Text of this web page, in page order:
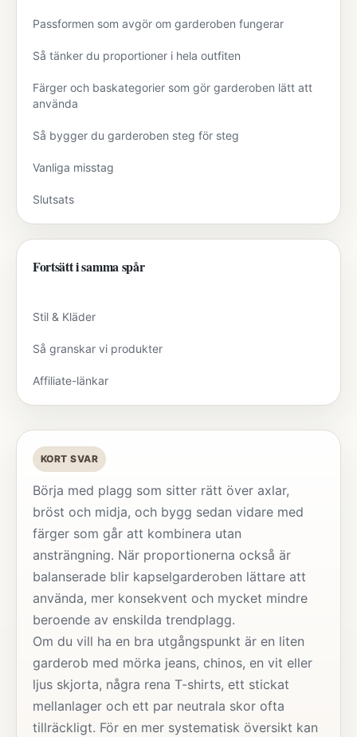
Passformen som avgör om garderoben fungerar
Så tänker du proportioner i hela outfiten
Färger och baskategorier som gör garderoben lätt att
använda
Så bygger du garderoben steg för steg
Vanliga misstag
Slutsats
Fortsätt i samma spår
Stil & Kläder
Så granskar vi produkter
Affiliate-länkar
KORT SVAR
Börja med plagg som sitter rätt över axlar,
bröst och midja, och bygg sedan vidare med
färger som går att kombinera utan
ansträngning. När proportionerna också är
balanserade blir kapselgarderoben lättare att
använda, mer konsekvent och mycket mindre
beroende av enskilda trendplagg.
Om du vill ha en bra utgångspunkt är en liten
garderob med mörka jeans, chinos, en vit eller
ljus skjorta, några rena T-shirts, ett stickat
mellanlager och ett par neutrala skor ofta
tillräckligt. För en mer systematisk översikt kan